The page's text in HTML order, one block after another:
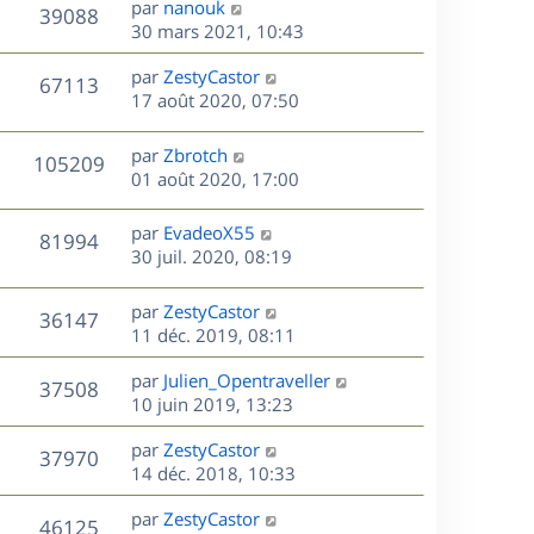
e
s
a
e
m
e
s
a
g
e
i
e
r
m
s
a
g
e
39088V
u
e
D
e
r
n
i
r
m
s
a
g
e
par nanouk
30 mars 2021, 10:43
67113V
u
e
s
D
e
i
e
r
m
e
s
s
a
g
e
par ZestyCastor
17 août 2020, 07:50
105209V
u
s
D
e
n
i
r
m
e
s
a
e
par Zbrotch
01 août 2020, 17:00
81994V
u
e
D
e
n
i
e
r
m
e
s
s
a
g
par EvadeoX55
30 juil. 2020, 08:19
36147V
u
e
s
D
e
r
n
i
e
r
m
e
s
par ZestyCastor
11 déc. 2019, 08:11
37508V
u
D
e
r
n
i
e
r
par Julien_Opentraveller
10 juin 2019, 13:23
37970V
u
D
e
r
n
par ZestyCastor
14 déc. 2018, 10:33
46125V
D
par ZestyCastor